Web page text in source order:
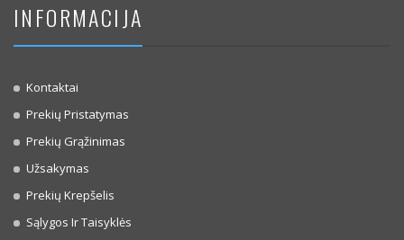
INFORMACIJA
Kontaktai
Prekių Pristatymas
Prekių Grąžinimas
Užsakymas
Prekių Krepšelis
Sąlygos Ir Taisyklės